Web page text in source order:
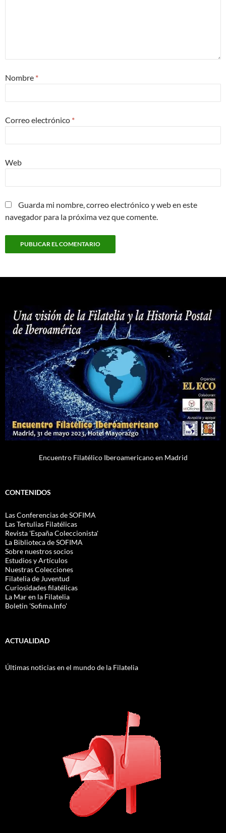
Nombre *
Correo electrónico *
Web
Guarda mi nombre, correo electrónico y web en este
navegador para la próxima vez que comente.
Encuentro Filatélico Iberoamericano en Madrid
CONTENIDOS
Las Conferencias de SOFIMA
Las Tertulias Filatélicas
Revista 'España Coleccionista'
La Biblioteca de SOFIMA
Sobre nuestros socios
Estudios y Artículos
Nuestras Colecciones
Filatelia de Juventud
Curiosidades filatélicas
La Mar en la Filatelia
Boletin 'Sofima.Info'
ACTUALIDAD
Últimas noticias en el mundo de la Filatelia